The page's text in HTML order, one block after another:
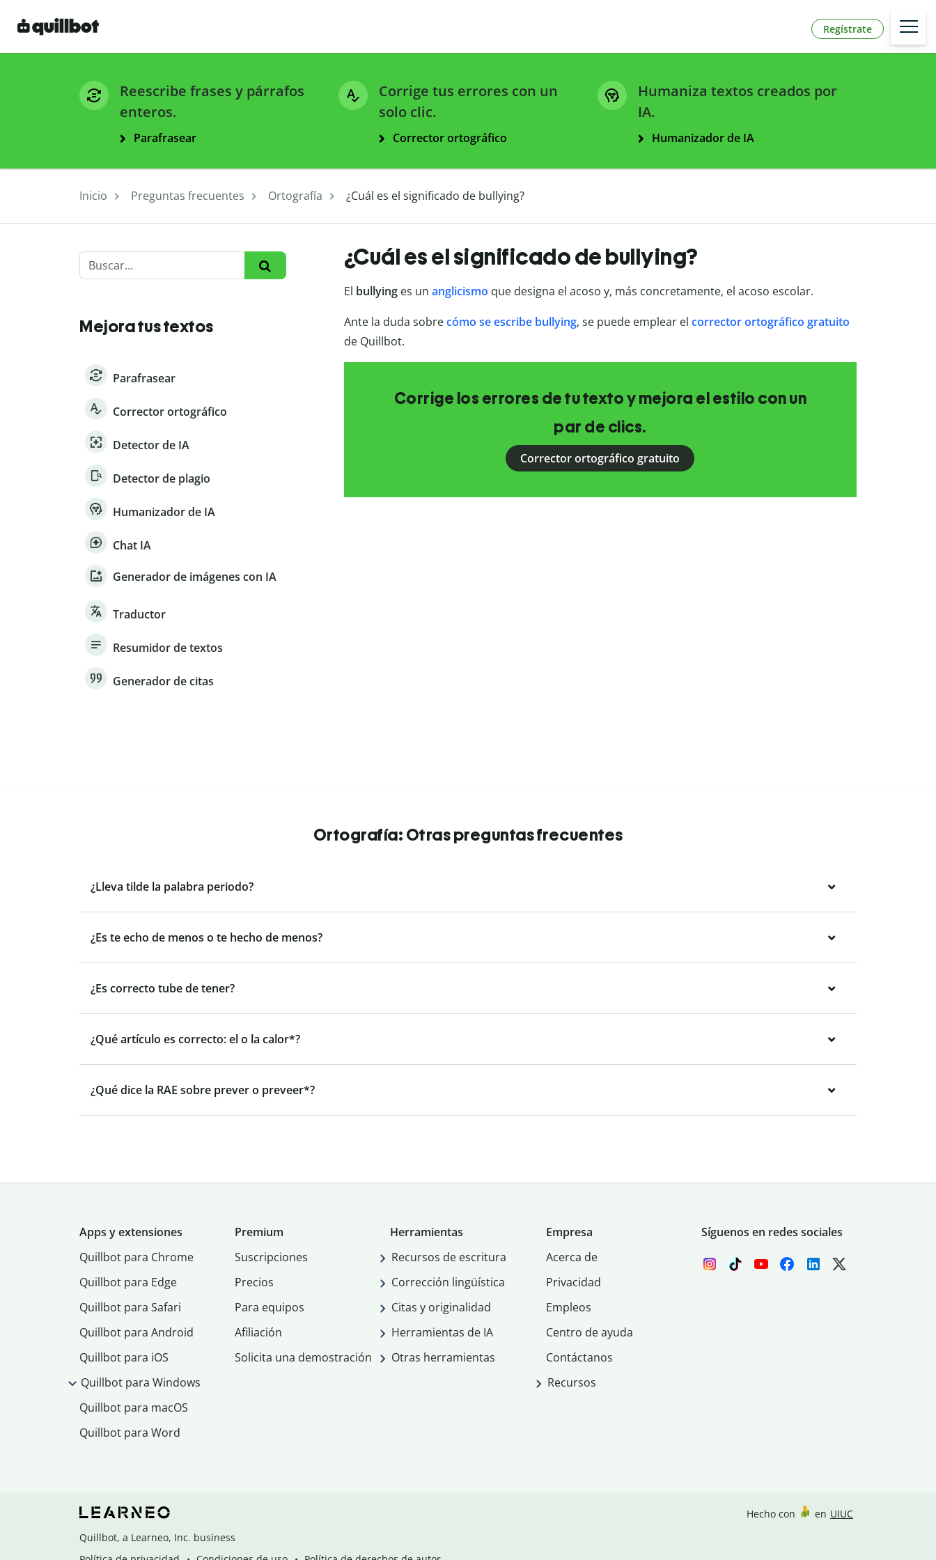
Regístrate
Reescribe frases y párrafos
enteros.
Parafrasear
Corrige tus errores con un
solo clic.
Corrector ortográfico
Humaniza textos creados por
IA.
Humanizador de IA
Inicio Preguntas frecuentes Ortografía ¿Cuál es el significado de bullying?
Mejora tus textos
Parafrasear
Corrector ortográfico
Detector de IA
Detector de plagio
Humanizador de IA
Chat IA
Generador de imágenes con IA
Traductor
Resumidor de textos
Generador de citas
¿Cuál es el significado de bullying?
El bullyinges un anglicismo que designa el acoso y, más concretamente, el acoso escolar.
Ante la duda sobrecómo se escribe bullying, se puede emplear el corrector ortográfico gratuito
de Quillbot.
Corrige los errores de tu texto y mejora el estilo con un
par de clics.
Corrector ortográfico gratuito
Ortografía: Otras preguntas frecuentes
¿Lleva tilde la palabra periodo?
¿Es te echo de menos o te hecho de menos?
¿Es correcto tube de tener?
¿Qué artículo es correcto: el o la calor*?
¿Qué dice la RAE sobre prever o preveer*?
Apps y extensiones
Quillbot para Chrome
Quillbot para Edge
Quillbot para Safari
Quillbot para Android
Quillbot para iOS
Quillbot para Windows
Quillbot para macOS
Quillbot para Word
Premium
Suscripciones
Precios
Para equipos
Afiliación
Solicita una demostración
Herramientas
Recursos de escritura
Corrección lingüística
Citas y originalidad
Herramientas de IA
Otras herramientas
Empresa
Acerca de
Privacidad
Empleos
Centro de ayuda
Contáctanos
Recursos
Síguenos en redes sociales
Quillbot, a Learneo, Inc. business
Hecho con en UIUC